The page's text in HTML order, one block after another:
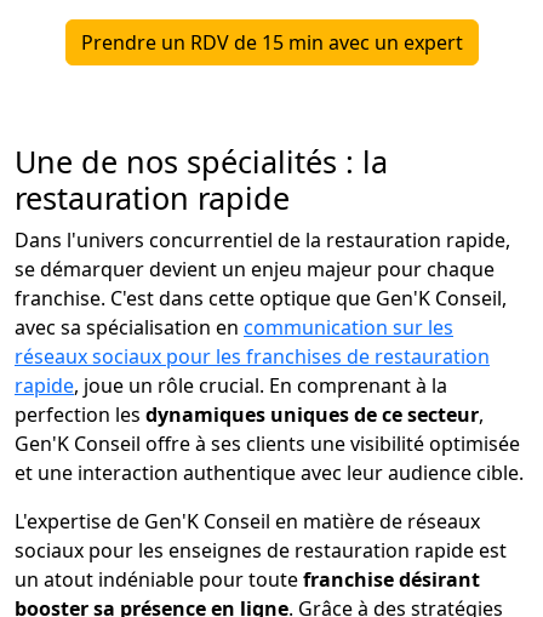
Prendre un RDV de 15 min avec un expert
Une de nos spécialités : la
restauration rapide
Dans l'univers concurrentiel de la restauration rapide,
se démarquer devient un enjeu majeur pour chaque
franchise. C'est dans cette optique que Gen'K Conseil,
avec sa spécialisation en communication sur les
réseaux sociaux pour les franchises de restauration
rapide, joue un rôle crucial. En comprenant à la
perfection les dynamiques uniques de ce secteur,
Gen'K Conseil offre à ses clients une visibilité optimisée
et une interaction authentique avec leur audience cible.
L'expertise de Gen'K Conseil en matière de réseaux
sociaux pour les enseignes de restauration rapide est
un atout indéniable pour toutefranchise désirant
booster sa présence en ligne. Grâce à des stratégies